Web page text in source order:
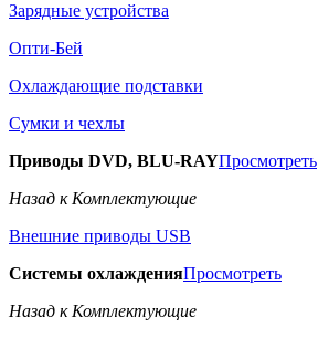
Зарядные устройства
Опти-Бей
Охлаждающие подставки
Сумки и чехлы
Приводы DVD, BLU-RAYПросмотреть
Назад к Комплектующие
Внешние приводы USB
Системы охлажденияПросмотреть
Назад к Комплектующие